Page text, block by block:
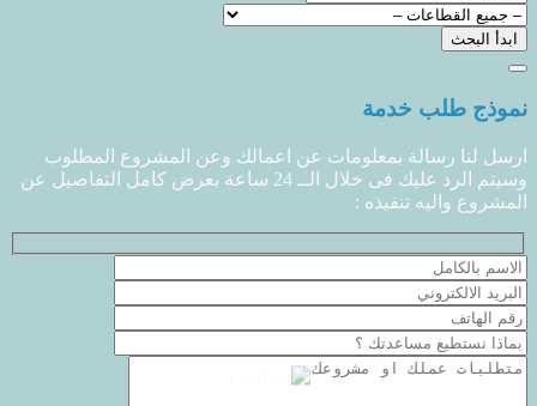
نموذج طلب خدمة
ارسل لنا رسالة بمعلومات عن اعمالك وعن المشروع المطلوب
وسيتم الرد عليك فى خلال الــ 24 ساعة بعرض كامل التفاصيل عن
المشروع واليه تنفيذه :